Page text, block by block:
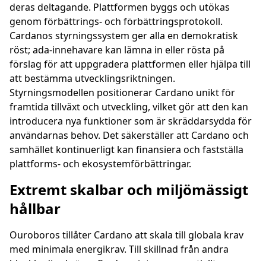
deras deltagande. Plattformen byggs och utökas
genom förbättrings- och förbättringsprotokoll.
Cardanos styrningssystem ger alla en demokratisk
röst; ada-innehavare kan lämna in eller rösta på
förslag för att uppgradera plattformen eller hjälpa till
att bestämma utvecklingsriktningen.
Styrningsmodellen positionerar Cardano unikt för
framtida tillväxt och utveckling, vilket gör att den kan
introducera nya funktioner som är skräddarsydda för
användarnas behov. Det säkerställer att Cardano och
samhället kontinuerligt kan finansiera och fastställa
plattforms- och ekosystemförbättringar.
Extremt skalbar och miljömässigt
hållbar
Ouroboros tillåter Cardano att skala till globala krav
med minimala energikrav. Till skillnad från andra